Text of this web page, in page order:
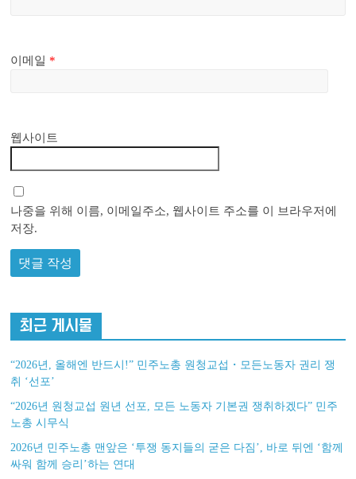
이메일 *
웹사이트
나중을 위해 이름, 이메일주소, 웹사이트 주소를 이 브라우저에
저장.
최근 게시물
“2026년, 올해엔 반드시!” 민주노총 원청교섭・모든노동자 권리 쟁
취 ‘선포’
“2026년 원청교섭 원년 선포, 모든 노동자 기본권 쟁취하겠다” 민주
노총 시무식
2026년 민주노총 맨앞은 ‘투쟁 동지들의 굳은 다짐’, 바로 뒤엔 ‘함께
싸워 함께 승리’하는 연대